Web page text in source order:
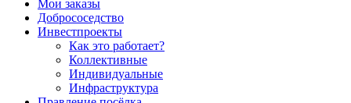
Мои заказы
Добрососедство
Инвестпроекты
Как это работает?
Коллективные
Индивидуальные
Инфраструктура